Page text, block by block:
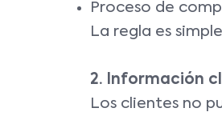
Proceso de
La regla es
2. Información
Los clientes no